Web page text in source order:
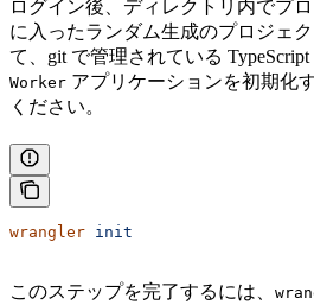
ログイン後、ディレクトリ内でプ
に入ったランダム生成のプロジェ
て、git で管理されている TypeScript
Worker アプリケーションを初期化
ください。
wrangler init
このステップを完了するには、